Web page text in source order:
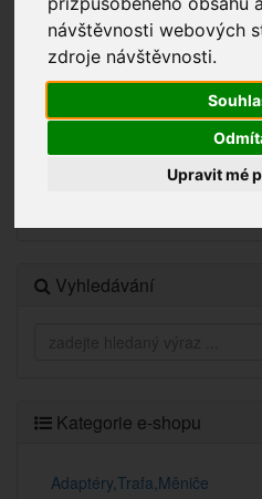
návštěvnosti webových
zdroje návštěvnosti.
Upravit mé
Děkujeme za pochopení.
Novinky
Vyhledávání
Kategorie e-shopu
Adaptéry,Trafa,Měniče